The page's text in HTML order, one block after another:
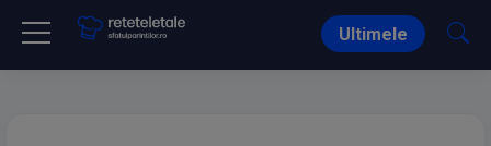
Ultimele